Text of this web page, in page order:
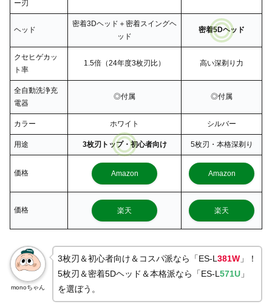
ー刃
ヘッド
密着3Dヘッド＋密着スイングヘ
ッド
密着5Dヘッド
クセヒゲカッ
ト率
1.5倍（24年度3枚刃比） 高い深剃り力
全自動洗浄充
電器
◎付属 ◎付属
カラー ホワイト シルバー
用途 3枚刃トップ・初心者向け 5枚刃・本格深剃り
価格 Amazon Amazon
価格 楽天 楽天
monoちゃん
3枚刃＆初心者向け＆コスパ派なら「ES-L 381W 」！
5枚刃＆密着5Dヘッド＆本格派なら「ES-L 571U 」
を選ぼう。